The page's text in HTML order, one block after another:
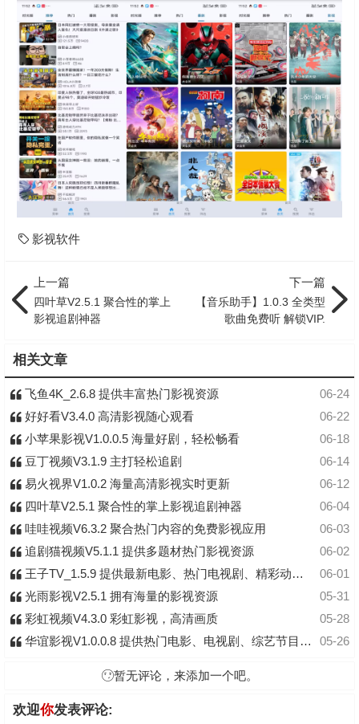
影视软件
上一篇
四叶草V2.5.1 聚合性的掌上
影视追剧神器
下一篇
【音乐助手】1.0.3 全类型
歌曲免费听 解锁VIP.
相关文章
06-24
飞鱼4K_2.6.8 提供丰富热门影视资源
06-22
好好看V3.4.0 高清影视随心观看
06-18
小苹果影视V1.0.0.5 海量好剧，轻松畅看
06-14
豆丁视频V3.1.9 主打轻松追剧
06-12
易火视界V1.0.2 海量高清影视实时更新
06-04
四叶草V2.5.1 聚合性的掌上影视追剧神器
06-03
哇哇视频V6.3.2 聚合热门内容的免费影视应用
06-02
追剧猫视频V5.1.1 提供多题材热门影视资源
06-01
王子TV_1.5.9 提供最新电影、热门电视剧、精彩动漫等多种影视资源
05-31
光雨影视V2.5.1 拥有海量的影视资源
05-28
彩虹视频V4.3.0 彩虹影视，高清画质
05-26
华谊影视V1.0.0.8 提供热门电影、电视剧、综艺节目等多种影视资源
暂无评论，来添加一个吧。
欢迎你发表评论: